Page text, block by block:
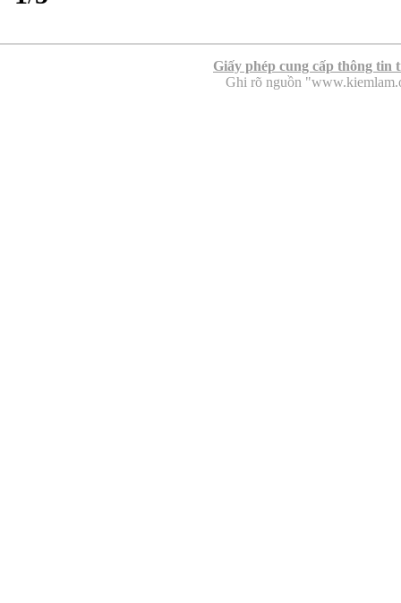
Giấy phép cung cấp thông tin
Ghi rõ nguồn